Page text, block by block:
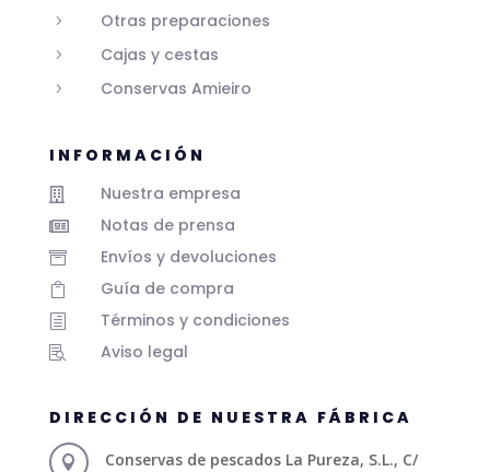
5 Otras preparaciones
5 Cajas y cestas
5 Conservas Amieiro
INFORMACIÓN
 Nuestra empresa
 Notas de prensa
 Envíos y devoluciones
 Guía de compra
h Términos y condiciones
 Aviso legal
DIRECCIÓN DE NUESTRA FÁBRICA
 Conservas de pescados La Pureza, S.L., C/